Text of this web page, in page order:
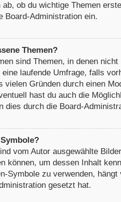
ab, ob du wichtige Themen
Board-Administration ein.
Themen?
sind Themen, in denen
eine laufende Umfrage, falls
vielen Gründen durch einen
hast du auch die
dies durch die Board-
vom Autor ausgewählte
können, um dessen Inhalt
Symbole zu verwenden,
gesetzt hat.